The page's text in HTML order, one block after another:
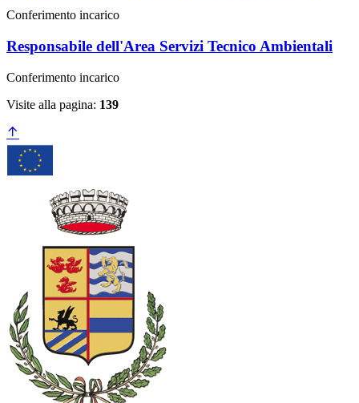
Conferimento incarico
Responsabile dell'Area Servizi Tecnico Ambientali
Conferimento incarico
Visite alla pagina: 139